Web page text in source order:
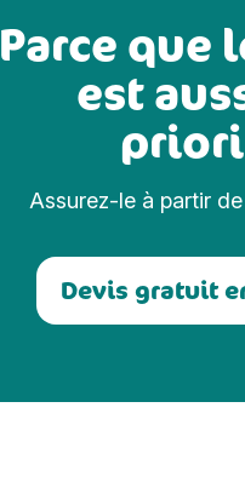
Parce que
est
Assurez-le à partir de
Devis gratuit